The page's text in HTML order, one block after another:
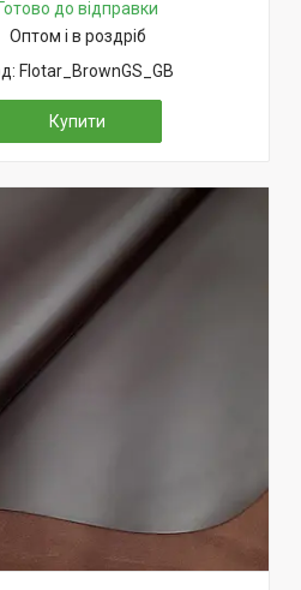
Готово до відправки
Оптом і в роздріб
Flotar_BrownGS_GB
Купити